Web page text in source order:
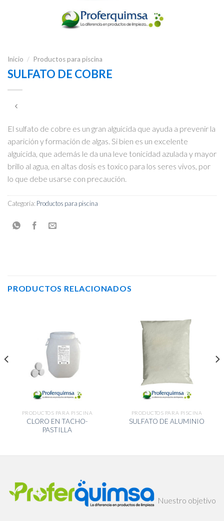
Inicio / Productos para piscina
SULFATO DE COBRE
El sulfato de cobre es un gran alguicida que ayuda a prevenir la
aparición y formación de algas. Si bien es un excelente
alguicida, que además le da una leve tonicidad azulada y mayor
brillo al agua, en altas dosis es toxico para los seres vivos, por
lo que debe usarse con precaución.
Categoría: Productos para piscina
PRODUCTOS RELACIONADOS
PRODUCTOS PARA PISCINA
CLORO EN TACHO-
PASTILLA
PRODUCTOS PARA PISCINA
SULFATO DE ALUMINIO
Nuestro objetivo